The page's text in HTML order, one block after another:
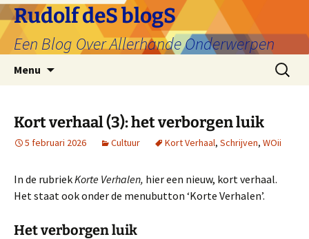
Ga
naar
de
inhoud
Rudolf deS blogS
Een Blog Over Allerhande Onderwerpen
Menu
Zoeken
naar:
Kort verhaal (3): het verborgen luik
5 februari 2026 Cultuur Kort Verhaal, Schrijven, WOii
In de rubriekKorte Verhalen, hier een nieuw, kort verhaal.
Het staat ook onder de menubutton ‘Korte Verhalen’.
Het verborgen luik